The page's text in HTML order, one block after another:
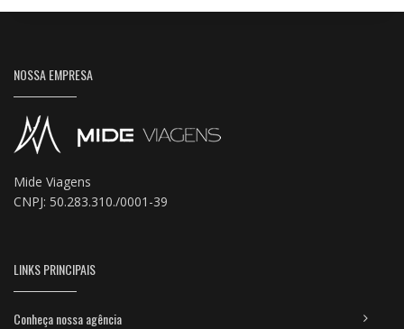
NOSSA EMPRESA
Mide Viagens
CNPJ: 50.283.310./0001-39
LINKS PRINCIPAIS
Conheça nossa agência